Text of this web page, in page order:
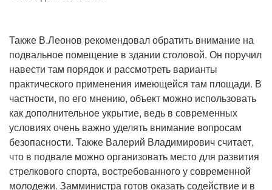
Также В.Леонов рекомендовал обратить внимание на
подвальное помещение в здании столовой. Он поручил
навести там порядок и рассмотреть варианты
практического применения имеющейся там площади. В
частности, по его мнению, объект можно использовать
как дополнительное укрытие, ведь в современных
условиях очень важно уделять внимание вопросам
безопасности. Также Валерий Владимирович считает,
что в подвале можно организовать место для развития
стрелкового спорта, востребованного у современной
молодежи. Замминистра готов оказать содействие и в